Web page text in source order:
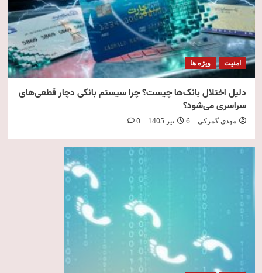
امنیت ویژه ها
دلیل اختلال بانک‌ها چیست؟ چرا سیستم بانکی دچار قطعی‌های
سراسری می‌شود؟
مهدی گمرکی 6 تیر 1405 0